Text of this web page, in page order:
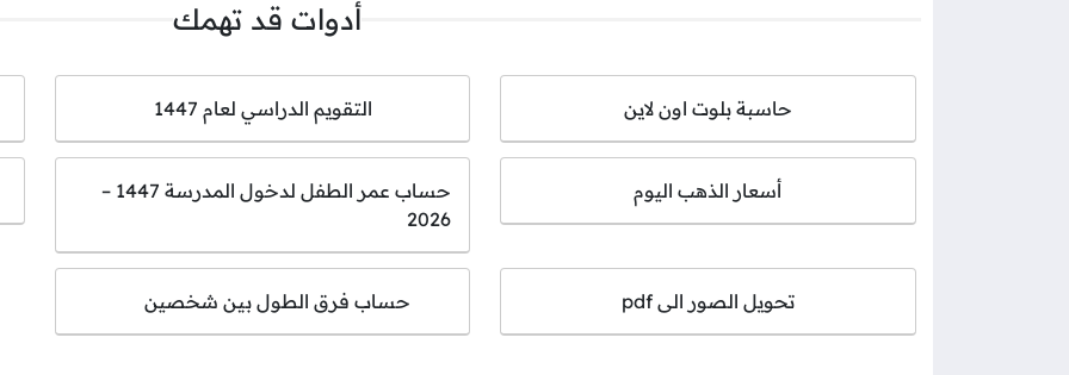
أدوات قد تهمك
حاسبة بلوت اون لاين التقويم الدراسي لعام 1447
أسعار الذهب اليوم
حساب عمر الطفل لدخول المدرسة 1447 –
2026
تحويل الصور الى pdf حساب فرق الطول بين شخصين